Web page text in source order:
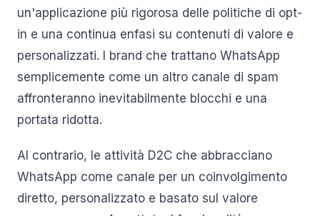
un'applicazione più rigorosa delle politiche di opt-
in e una continua enfasi su contenuti di valore e
personalizzati. I brand che trattano WhatsApp
semplicemente come un altro canale di spam
affronteranno inevitabilmente blocchi e una
portata ridotta.
Al contrario, le attività D2C che abbracciano
WhatsApp come canale per un coinvolgimento
diretto, personalizzato e basato sul valore